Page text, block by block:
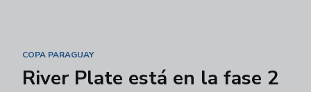
COPA PARAGUAY
River Plate está en la fase 2